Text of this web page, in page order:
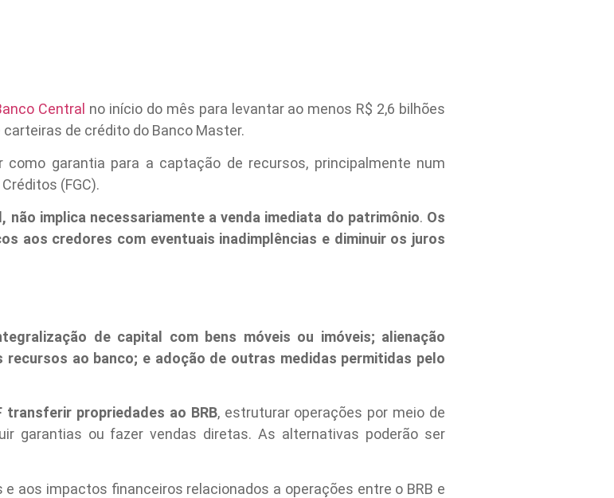
Central no início do mês para levantar ao menos R$ 2,6 bilhões
de crédito do Banco Master.
como garantia para a captação de recursos, principalmente num
(FGC).
implica necessariamente a venda imediata do patrimônio. Os
aos credores com eventuais inadimplências e diminuir os juros
de capital com bens móveis ou imóveis; alienação
ao banco; e adoção de outras medidas permitidas pelo
transferir propriedades ao BRB, estruturar operações por meio de
garantias ou fazer vendas diretas. As alternativas poderão ser
aos impactos financeiros relacionados a operações entre o BRB e